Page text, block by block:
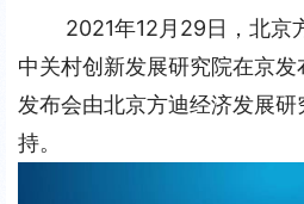
2021年12月29日，北京方
中关村创新发展研究院在京发
发布会由北京方迪经济发展
持。